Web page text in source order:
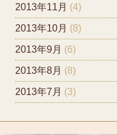
2013年11月 (4)
2013年10月 (8)
2013年9月 (6)
2013年8月 (8)
2013年7月 (3)